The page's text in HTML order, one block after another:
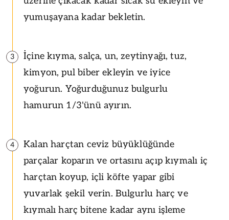
yumuşayana kadar bekletin.
3
İçine kıyma, salça, un, zeytinyağı, tuz,
kimyon, pul biber ekleyin ve iyice
yoğurun. Yoğurduğunuz bulgurlu
hamurun 1/3'ünü ayırın.
4
Kalan harçtan ceviz büyüklüğünde
parçalar koparın ve ortasını açıp kıymalı iç
harçtan koyup, içli köfte yapar gibi
yuvarlak şekil verin. Bulgurlu harç ve
kıymalı harç bitene kadar aynı işleme